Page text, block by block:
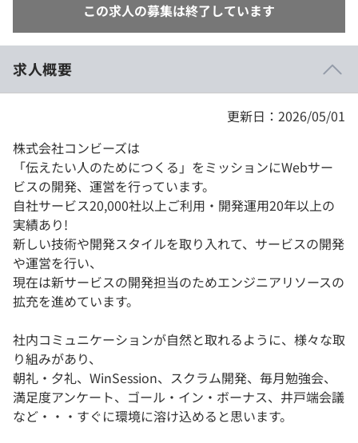
この求人の募集は終了しています
求人概要
更新日：2026/05/01
株式会社コンビーズは
「伝えたい人のためにつくる」をミッションにWebサー
ビスの開発、運営を行っています。
自社サービス20,000社以上ご利用・開発運用20年以上の
実績あり!
新しい技術や開発スタイルを取り入れて、サービスの開発
や運営を行い、
現在は新サービスの開発担当のためエンジニアリソースの
拡充を進めています。
社内コミュニケーションが自然と取れるように、様々な取
り組みがあり、
朝礼・夕礼、WinSession、スクラム開発、毎月勉強会、
満足度アンケート、ゴール・イン・ボーナス、井戸端会議
など・・・すぐに環境に溶け込めると思います。